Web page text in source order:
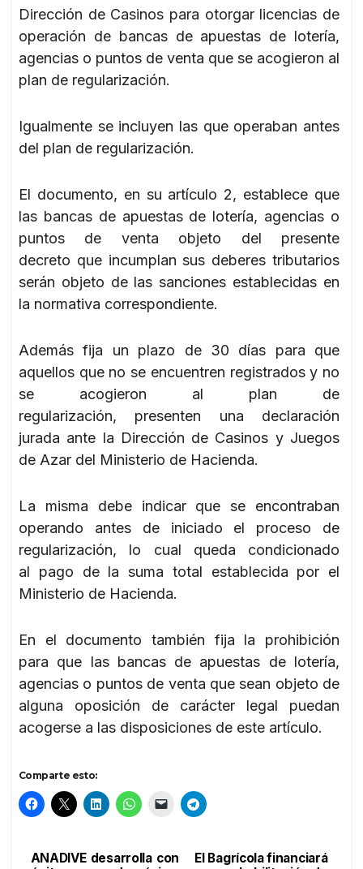
Dirección de Casinos para otorgar licencias de
operación de bancas de apuestas de lotería,
agencias o puntos de venta que se acogieron al
plan de regularización.
Igualmente se incluyen las que operaban antes
del plan de regularización.
El documento, en su artículo 2, establece que
las bancas de apuestas de lotería, agencias o
puntos de venta objeto del presente
decreto que incumplan sus deberes tributarios
serán objeto de las sanciones establecidas en
la normativa correspondiente.
Además fija un plazo de 30 días para que
aquellos que no se encuentren registrados y no
se acogieron al plan de
regularización, presenten una declaración
jurada ante la Dirección de Casinos y Juegos
de Azar del Ministerio de Hacienda.
La misma debe indicar que se encontraban
operando antes de iniciado el proceso de
regularización, lo cual queda condicionado
al pago de la suma total establecida por el
Ministerio de Hacienda.
En el documento también fija la prohibición
para que las bancas de apuestas de lotería,
agencias o puntos de venta que sean objeto de
alguna oposición de carácter legal puedan
acogerse a las disposiciones de este artículo.
Comparte esto:
El Bagrícola financiará
ANADIVE desarrolla con